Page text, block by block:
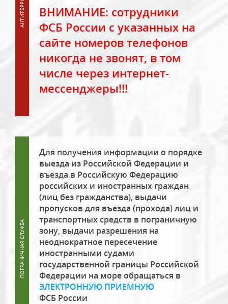
ВНИМАНИЕ: сотрудники
ФСБ России с указанных на
сайте номеров телефонов
никогда не звонят, в том
числе через интернет-
мессенджеры!!!
Для получения информации о порядке
выезда из Российской Федерации и
въезда в Российскую Федерацию
российских и иностранных граждан
(лиц без гражданства), выдачи
пропусков для въезда (прохода) лиц и
транспортных средств в пограничную
зону, выдачи разрешения на
неоднократное пересечение
иностранными судами
государственной границы Российской
Федерации на море обращаться в
ЭЛЕКТРОННУЮ ПРИЕМНУЮ
ФСБ России